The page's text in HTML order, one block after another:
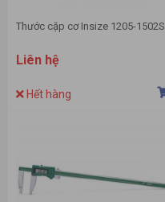
Thước cặp cơ Insize 1205-1502S
Liên hệ
Hết hàng